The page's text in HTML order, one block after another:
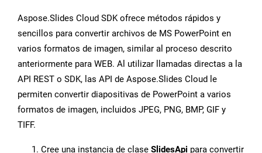
Aspose.Slides Cloud SDK ofrece métodos rápidos y
sencillos para convertir archivos de MS PowerPoint en
varios formatos de imagen, similar al proceso descrito
anteriormente para WEB. Al utilizar llamadas directas a la
API REST o SDK, las API de Aspose.Slides Cloud le
permiten convertir diapositivas de PowerPoint a varios
formatos de imagen, incluidos JPEG, PNG, BMP, GIF y
TIFF.
Cree una instancia de clase SlidesApi para convertir